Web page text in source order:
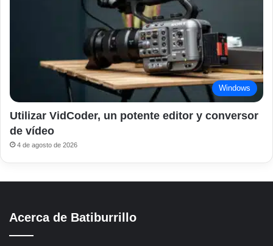
Windows
Utilizar VidCoder, un potente editor y conversor
de vídeo
4 de agosto de 2026
Acerca de Batiburrillo